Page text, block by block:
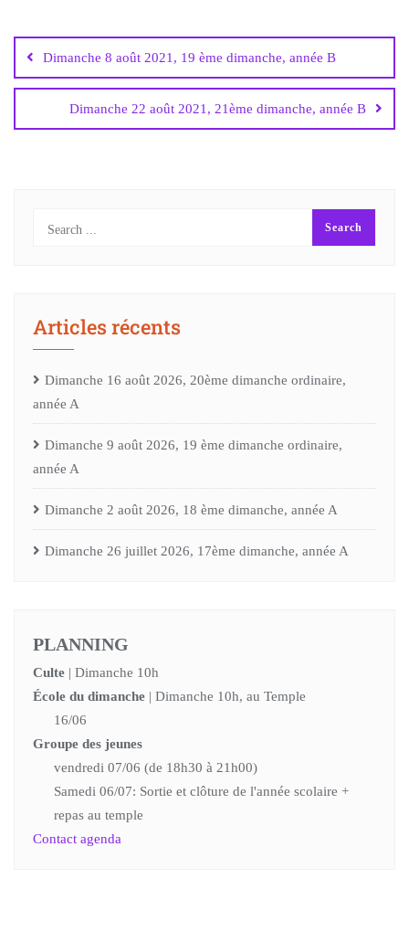
Dimanche 8 août 2021, 19 ème dimanche, année B
Dimanche 22 août 2021, 21ème dimanche, année B
Articles récents
Dimanche 16 août 2026, 20ème dimanche ordinaire,
année A
Dimanche 9 août 2026, 19 ème dimanche ordinaire,
année A
Dimanche 2 août 2026, 18 ème dimanche, année A
Dimanche 26 juillet 2026, 17ème dimanche, année A
PLANNING
Culte | Dimanche 10h
École du dimanche | Dimanche 10h, au Temple
16/06
Groupe des jeunes
vendredi 07/06 (de 18h30 à 21h00)
Samedi 06/07: Sortie et clôture de l'année scolaire +
repas au temple
Contact agenda